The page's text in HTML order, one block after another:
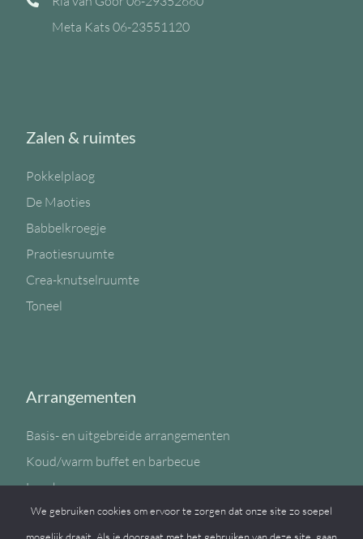
Meta Kats 06-23551120
Zalen & ruimtes
Pokkelplaog
De Maoties
Babbelkroegje
Praotiesruumte
Crea-knutselruumte
Toneel
Arrangementen
Basis- en uitgebreide arrangementen
Koud/warm buffet en barbecue
Lunch
Sportzaal
We gebruiken cookies om ervoor te zorgen dat onze site zo soepel